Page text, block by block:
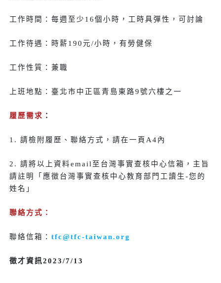
工作時間：每週至少16個小時，工時具彈性，可討論
工作待遇：時薪190元/小時，有勞健保
工作性質：兼職
上班地點：臺北市中正區青島東路9號六樓之一
履歷需求 ：
1. 請檢附履歷、聯絡方式，請在一頁A4內
2. 請將以上資料email至台灣事實查核中心信箱，主旨
請註明「應徵台灣事實查核中心教育部門工讀生-您的
姓名」
聯絡方式：
聯絡信箱：tfc@tfc-taiwan.org
徵才資訊2023/7/13